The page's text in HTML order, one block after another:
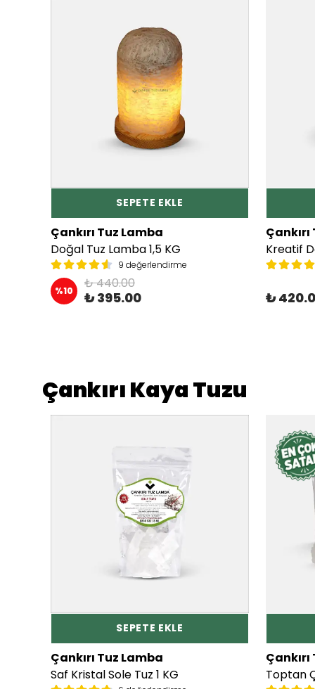
SEPETE EKLE
Çankırı Tuz Lamba
Doğal Tuz Lamba 1,5 KG
9 değerlendirme
%10 ₺ 440.00
₺ 395.00 ₺
Çankırı Kaya Tuzu
SEPETE EKLE
Çankırı Tuz Lamba
Saf Kristal Sole Tuz 1 KG
Toptan